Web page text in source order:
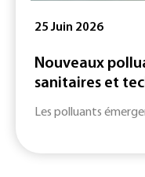
25 Juin 2026
Nouveaux
sanitaires et
Les polluants